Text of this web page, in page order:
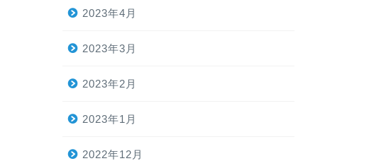
2023年4月
2023年3月
2023年2月
2023年1月
2022年12月